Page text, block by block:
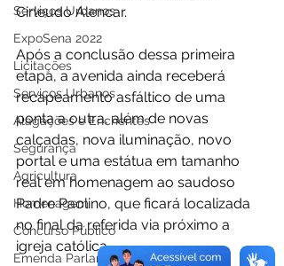
Serviços Urbanos
ExpoSena 2022
Licitações
Serviços Urbanos
Alagações e Enchentes
Segurança
Agricultura
Homenagem
Concurso Público
Emenda Parlamentar
Cirleudo Alencar.
Após a conclusão dessa primeira
etapa, a avenida ainda receberá
recapeamento asfáltico de uma
ponta a outra, além de novas
calçadas, nova iluminação, novo
portal e uma estátua em tamanho
real em homenagem ao saudoso
Padre Paolino, que ficará localizada
no final da referida via próximo a
igreja católica.